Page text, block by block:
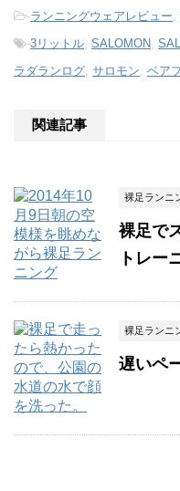
-ランニングウェアレビュー,
-3リットル, SALOMON,
ラダランログ, サロモン, ベア
関連記事
裸足ランニ
裸足で
トレー
裸足ランニ
遅いペ